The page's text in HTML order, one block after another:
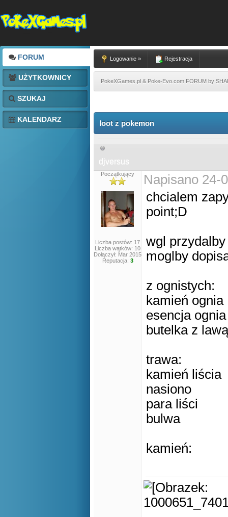
FORUM
UŻYTKOWNICY
SZUKAJ
KALENDARZ
Logowanie » Rejestracja
PokeXGames.pl & Poke-Evo.com FORUM by
loot z pokemon
djversus
Początkujący
Liczba postów: 17
Liczba wątków: 10
Dołączył: Mar 2015
Reputacja: 3
Napisano 24-
chcialem
point;D
wgl
moglby
z ognistych:
kamień ognia
esencja ognia
butelka z lawą
trawa:
kamień liścia
nasiono
para liści
bulwa
kamień: